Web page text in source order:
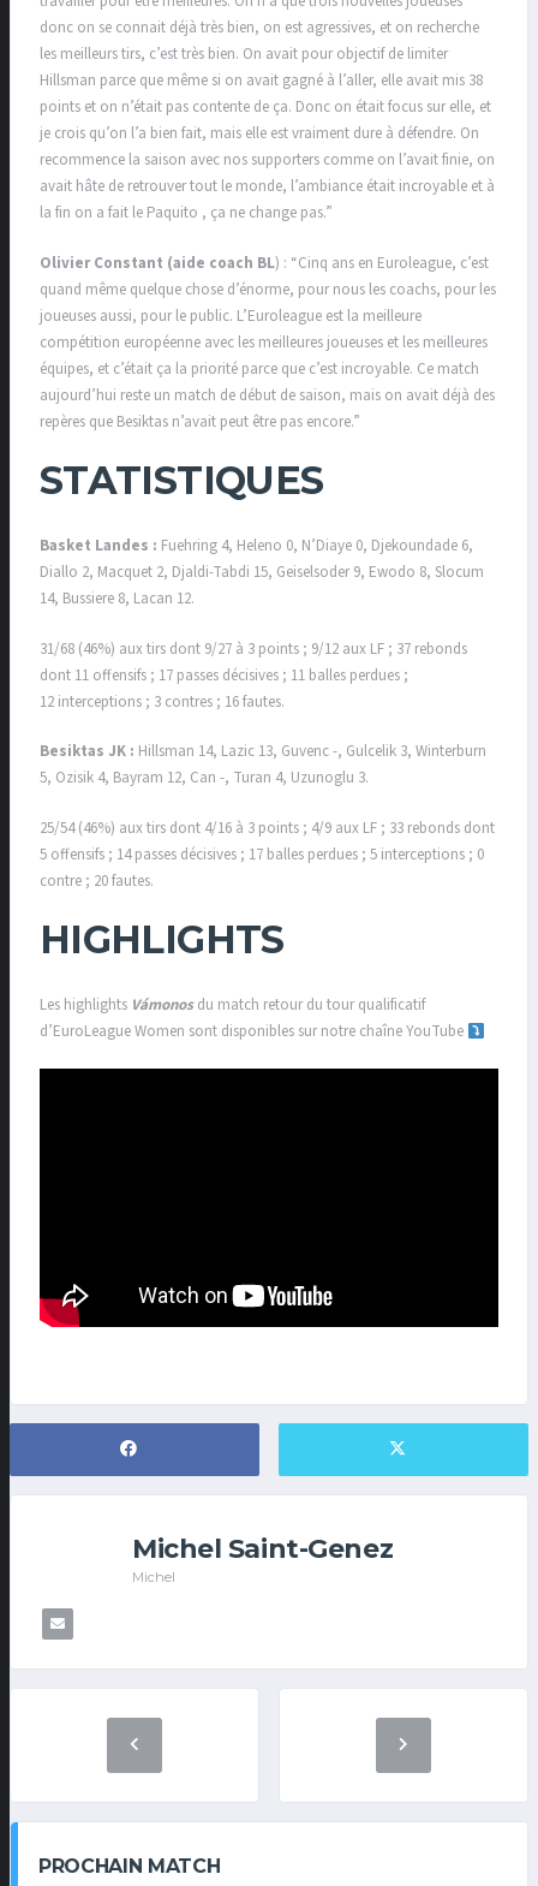
donc on se connait déjà très bien, on est agressives, et on recherche
les meilleurs tirs, c’est très bien. On avait pour objectif de limiter
Hillsman parce que même si on avait gagné à l’aller, elle avait mis 38
points et on n’était pas contente de ça. Donc on était focus sur elle, et
je crois qu’on l’a bien fait, mais elle est vraiment dure à défendre. On
recommence la saison avec nos supporters comme on l’avait finie, on
avait hâte de retrouver tout le monde, l’ambiance était incroyable et à
la fin on a fait le Paquito , ça ne change pas.”
Olivier Constant (aide coach BL) : “Cinq ans en Euroleague, c’est
quand même quelque chose d’énorme, pour nous les coachs, pour les
joueuses aussi, pour le public. L’Euroleague est la meilleure
compétition européenne avec les meilleures joueuses et les meilleures
équipes, et c’était ça la priorité parce que c’est incroyable. Ce match
aujourd’hui reste un match de début de saison, mais on avait déjà des
repères que Besiktas n’avait peut être pas encore.”
STATISTIQUES
Basket Landes : Fuehring 4, Heleno 0, N’Diaye 0, Djekoundade 6,
Diallo 2, Macquet 2, Djaldi-Tabdi 15, Geiselsoder 9, Ewodo 8, Slocum
14, Bussiere 8, Lacan 12.
31/68 (46%) aux tirs dont 9/27 à 3 points ; 9/12 aux LF ; 37 rebonds
dont 11 offensifs ; 17 passes décisives ; 11 balles perdues ;
12 interceptions ; 3 contres ; 16 fautes.
Besiktas JK : Hillsman 14, Lazic 13, Guvenc -, Gulcelik 3, Winterburn
5, Ozisik 4, Bayram 12, Can -, Turan 4, Uzunoglu 3.
25/54 (46%) aux tirs dont 4/16 à 3 points ; 4/9 aux LF ; 33 rebonds dont
5 offensifs ; 14 passes décisives ; 17 balles perdues ; 5 interceptions ; 0
contre ; 20 fautes.
HIGHLIGHTS
Les highlights Vámonosdu match retour du tour qualificatif
d’EuroLeague Women sont disponibles sur notre chaîne YouTube
Michel Saint-Genez
Michel
PROCHAIN MATCH